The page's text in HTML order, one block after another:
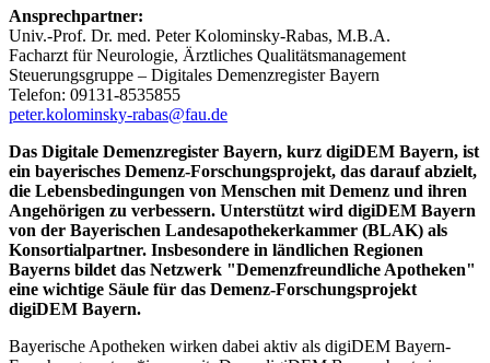
Ansprechpartner:
Univ.-Prof. Dr. med. Peter Kolominsky-Rabas, M.B.A.
Facharzt für Neurologie, Ärztliches Qualitätsmanagement
Steuerungsgruppe – Digitales Demenzregister Bayern
Telefon: 09131-8535855
peter.kolominsky-rabas@fau.de
Das Digitale Demenzregister Bayern, kurz digiDEM Bayern, ist
ein bayerisches Demenz-Forschungsprojekt, das darauf abzielt,
die Lebensbedingungen von Menschen mit Demenz und ihren
Angehörigen zu verbessern. Unterstützt wird digiDEM Bayern
von der Bayerischen Landesapothekerkammer (BLAK) als
Konsortialpartner. Insbesondere in ländlichen Regionen
Bayerns bildet das Netzwerk "Demenzfreundliche Apotheken"
eine wichtige Säule für das Demenz-Forschungsprojekt
digiDEM Bayern.
Bayerische Apotheken wirken dabei aktiv als digiDEM Bayern-